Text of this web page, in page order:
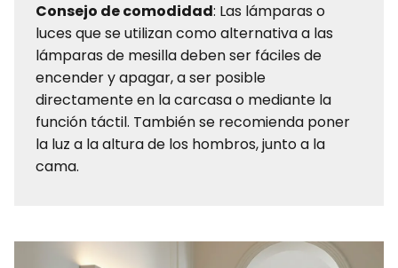
Consejo de comodidad: Las lámparas o
luces que se utilizan como alternativa a las
lámparas de mesilla deben ser fáciles de
encender y apagar, a ser posible
directamente en la carcasa o mediante la
función táctil. También se recomienda poner
la luz a la altura de los hombros, junto a la
cama.